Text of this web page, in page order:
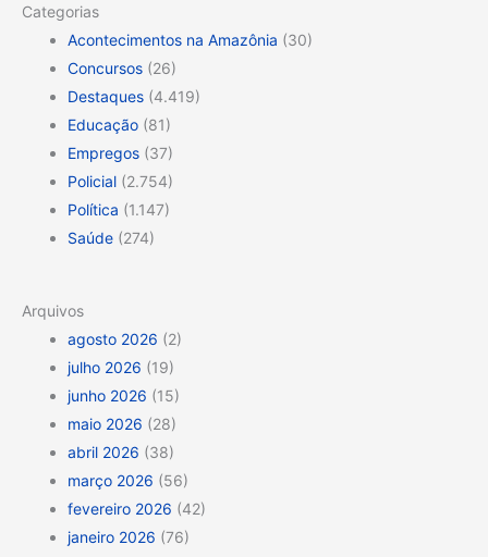
Categorias
Acontecimentos na Amazônia (30)
Concursos (26)
Destaques (4.419)
Educação (81)
Empregos (37)
Policial (2.754)
Política (1.147)
Saúde (274)
Arquivos
agosto 2026 (2)
julho 2026 (19)
junho 2026 (15)
maio 2026 (28)
abril 2026 (38)
março 2026 (56)
fevereiro 2026 (42)
janeiro 2026 (76)